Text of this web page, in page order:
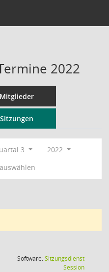
2022
Mitglieder
Sitzungen
3
2022
Software:Sitzungsdienst
Session(Wird in